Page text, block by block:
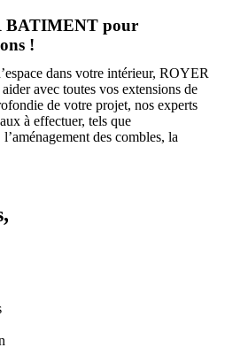
BATIMENT pour
!
dans votre intérieur, ROYER
avec toutes vos extensions de
de votre projet, nos experts
à effectuer, tels que
des combles, la